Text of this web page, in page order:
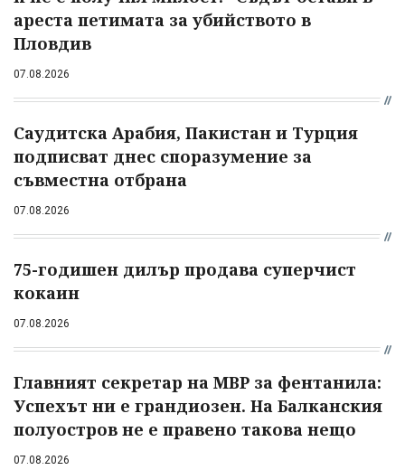
ареста петимата за убийството в
Пловдив
07.08.2026
Саудитска Арабия, Пакистан и Турция
подписват днес споразумение за
съвместна отбрана
07.08.2026
75-годишен дилър продава суперчист
кокаин
07.08.2026
Главният секретар на МВР за фентанила:
Успехът ни е грандиозен. На Балканския
полуостров не е правено такова нещо
07.08.2026